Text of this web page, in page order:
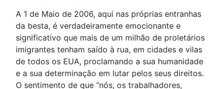
A 1 de Maio de 2006, aqui nas próprias entranhas
da besta, é verdadeiramente emocionante e
significativo que mais de um milhão de proletários
imigrantes tenham saído à rua, em cidades e vilas
de todos os EUA, proclamando a sua humanidade
e a sua determinação em lutar pelos seus direitos.
O sentimento de que “nós, os trabalhadores,